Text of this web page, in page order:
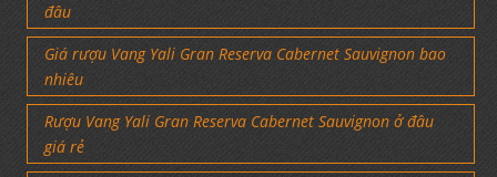
đâu
Giá rượu Vang Yali Gran Reserva Cabernet Sauvignon bao
nhiêu
Rượu Vang Yali Gran Reserva Cabernet Sauvignon ở đâu
giá rẻ